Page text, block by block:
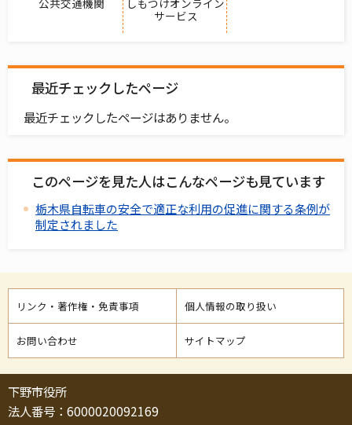
サービス
最近チェックしたページ
最近チェックしたページはありません。
このページを見た人はこんなページも見ています
栃木県自転車の安全で適正な利用の促進に関する条例が
制定されました
リンク・著作権・免責事項 個人情報の取り扱い
お問い合わせ サイトマップ
下野市役所
法人番号：6000020092169